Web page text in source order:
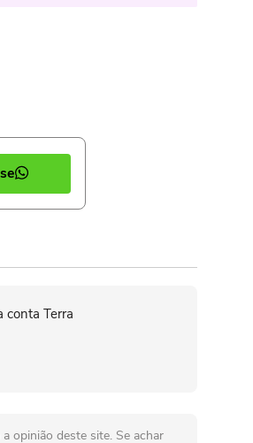
conta Terra
opinião deste site. Se achar